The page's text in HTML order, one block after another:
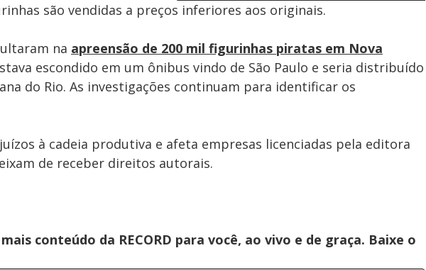
são vendidas a preços inferiores aos originais.
na apreensão de 200 mil figurinhas piratas em Nova
escondido em um ônibus vindo de São Paulo e seria distribuído
do Rio. As investigações continuam para identificar os
à cadeia produtiva e afeta empresas licenciadas pela editora
de receber direitos autorais.
conteúdo da RECORD para você, ao vivo e de graça. Baixe o